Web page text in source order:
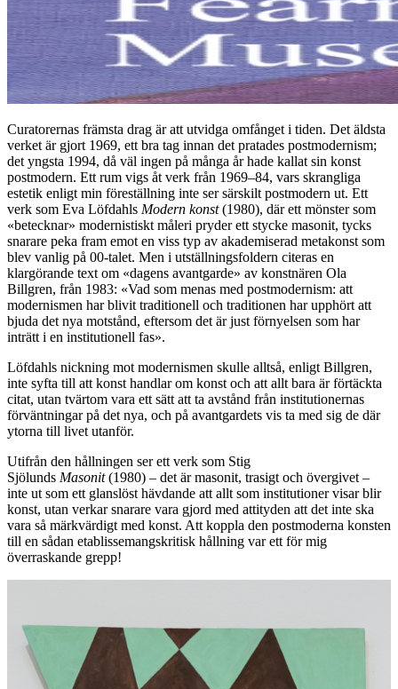
Curatorernas främsta drag är att utvidga omfånget i tiden. Det äldsta
verket är gjort 1969, ett bra tag innan det pratades postmodernism;
det yngsta 1994, då väl ingen på många år hade kallat sin konst
postmodern. Ett rum vigs åt verk från 1969–84, vars skrangliga
estetik enligt min föreställning inte ser särskilt postmodern ut. Ett
verk som Eva Löfdahls Modern konst(1980), där ett mönster som
«betecknar» modernistiskt måleri pryder ett stycke masonit, tycks
snarare peka fram emot en viss typ av akademiserad metakonst som
blev vanlig på 00-talet. Men i utställningsfoldern citeras en
klargörande text om «dagens avantgarde» av konstnären Ola
Billgren, från 1983: «Vad som menas med postmodernism: att
modernismen har blivit traditionell och traditionen har upphört att
bjuda det nya motstånd, eftersom det är just förnyelsen som har
inträtt i en institutionell fas».
Löfdahls nickning mot modernismen skulle alltså, enligt Billgren,
inte syfta till att konst handlar om konst och att allt bara är förtäckta
citat, utan tvärtom vara ett sätt att ta avstånd från institutionernas
förväntningar på det nya, och på avantgardets vis ta med sig de där
ytorna till livet utanför.
Utifrån den hållningen ser ett verk som Stig
Sjölunds Masonit(1980) – det är masonit, trasigt och övergivet –
inte ut som ett glanslöst hävdande att allt som institutioner visar blir
konst, utan verkar snarare vara gjord med attityden att det inte ska
vara så märkvärdigt med konst. Att koppla den postmoderna konsten
till en sådan etablissemangskritisk hållning var ett för mig
överraskande grepp!